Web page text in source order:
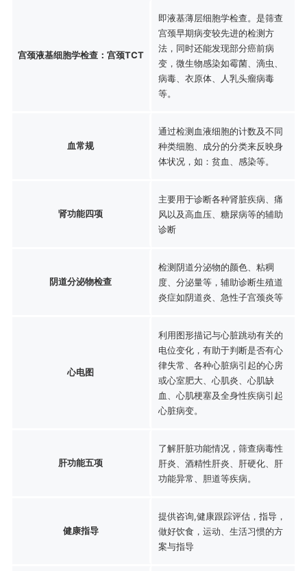
宫颈液基细胞学检查：宫颈TCT
即液基薄层细胞学检查。是筛查
宫颈早期病变较先进的检测方
法，同时还能发现部分癌前病
变，微生物感染如霉菌、滴虫、
病毒、衣原体、人乳头瘤病毒
等。
血常规
通过检测血液细胞的计数及不同
种类细胞、成分的分类来反映身
体状况，如：贫血、感染等。
肾功能四项
主要用于诊断各种肾脏疾病、痛
风以及高血压、糖尿病等的辅助
诊断
阴道分泌物检查
检测阴道分泌物的颜色、粘稠
度、分泌量等，辅助诊断生殖道
炎症如阴道炎、急性子宫颈炎等
心电图
利用图形描记与心脏跳动有关的
电位变化，有助于判断是否有心
律失常、各种心脏病引起的心房
或心室肥大、心肌炎、心肌缺
血、心肌梗塞及全身性疾病引起
心脏病变。
肝功能五项
了解肝脏功能情况，筛查病毒性
肝炎、酒精性肝炎、肝硬化、肝
功能异常、胆道等疾病。
健康指导
提供咨询,健康跟踪评估，指导，
做好饮食，运动、生活习惯的方
案与指导